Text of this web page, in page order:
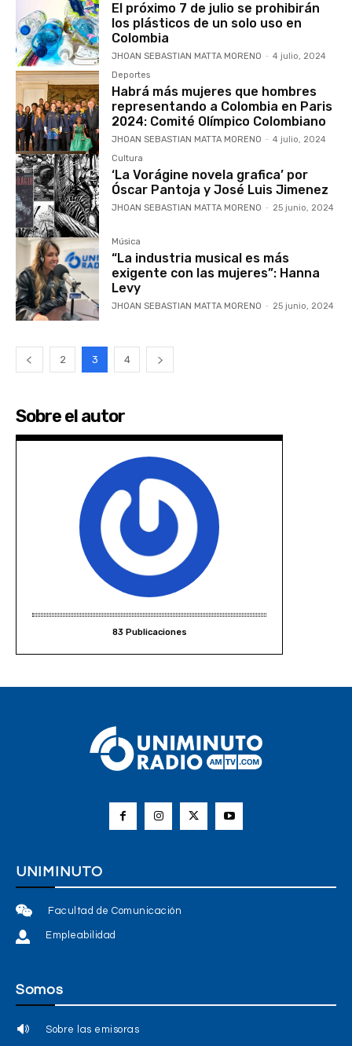
El próximo 7 de julio se prohibirán
los plásticos de un solo uso en
Colombia
JHOAN SEBASTIAN MATTA MORENO - 4 julio, 2024
Deportes
Habrá más mujeres que hombres
representando a Colombia en Paris
2024: Comité Olímpico Colombiano
JHOAN SEBASTIAN MATTA MORENO - 4 julio, 2024
Cultura
‘La Vorágine novela grafica’ por
Óscar Pantoja y José Luis Jimenez
JHOAN SEBASTIAN MATTA MORENO - 25 junio, 2024
Música
“La industria musical es más
exigente con las mujeres”: Hanna
Levy
JHOAN SEBASTIAN MATTA MORENO - 25 junio, 2024
2 3 4
Sobre el autor
83 Publicaciones
UNIMINUTO
Facultad de Comunicación
Empleabilidad
Somos
Sobre las emisoras